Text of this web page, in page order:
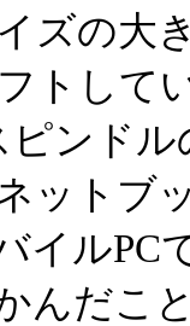
ズの大
トして
ピンド
ットブ
イルPC
んだこ